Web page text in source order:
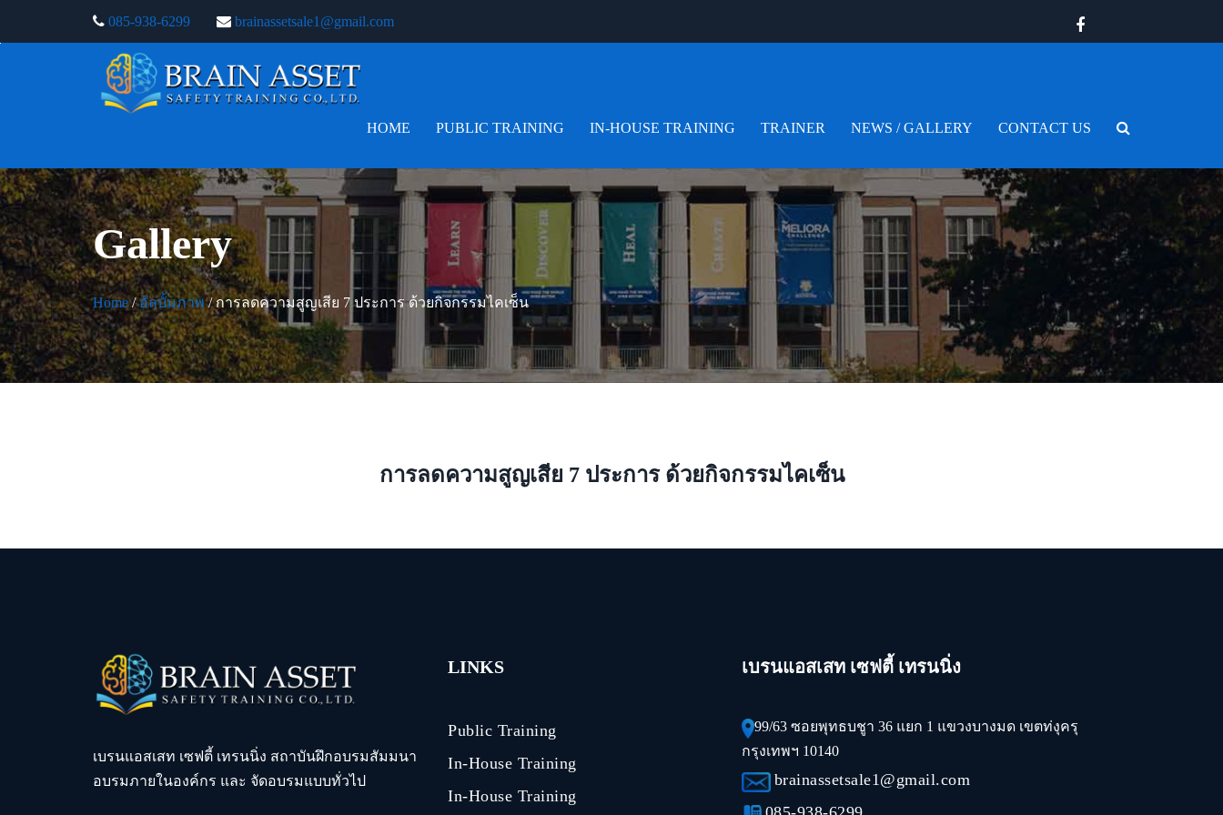
085-938-6299 brainassetsale1@gmail.com
HOME PUBLIC TRAINING IN-HOUSE TRAINING TRAINER NEWS / GALLERY CONTACT US
Gallery
Home/อัลบั้มภาพ/ การลดความสูญเสีย 7 ประการ ด้วยกิจกรรมไคเซ็น
การลดความสูญเสีย 7 ประการ ด้วยกิจกรรมไคเซ็น
เบรนแอสเสท เซฟตี้ เทรนนิ่ง สถาบันฝึกอบรมสัมมนา
อบรมภายในองค์กร และ จัดอบรมแบบทั่วไป
LINKS
Public Training
In-House Training
In-House Training
เบรนแอสเสท เซฟตี้ เทรนนิ่ง
99/63 ซอยพุทธบชูา 36 แยก 1 แขวงบางมด เขตท่งุครุ
กรุงเทพฯ 10140
brainassetsale1@gmail.com